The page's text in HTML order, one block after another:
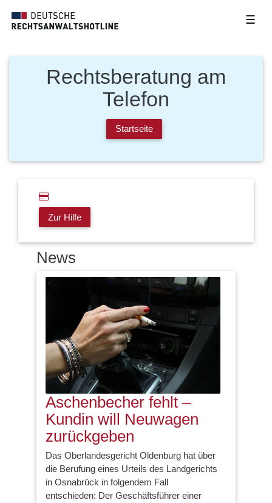
☰
Rechtsberatung am
Telefon
Startseite
Zur Hilfe
News
Aschenbecher fehlt –
Kundin will Neuwagen
zurückgeben
Das Oberlandesgericht Oldenburg hat über
die Berufung eines Urteils des Landgerichts
in Osnabrück in folgendem Fall
entschieden: Der Geschäftsführer einer